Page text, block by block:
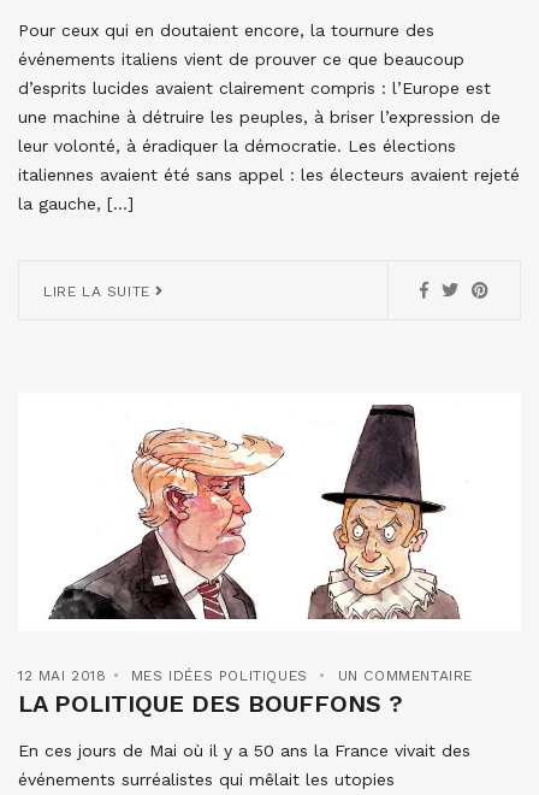
Pour ceux qui en doutaient encore, la tournure des
événements italiens vient de prouver ce que beaucoup
d’esprits lucides avaient clairement compris : l’Europe est
une machine à détruire les peuples, à briser l’expression de
leur volonté, à éradiquer la démocratie. Les élections
italiennes avaient été sans appel : les électeurs avaient rejeté
la gauche, […]
LIRE LA SUITE
12 MAI 2018 MES IDÉES POLITIQUES UN COMMENTAIRE
LA POLITIQUE DES BOUFFONS ?
En ces jours de Mai où il y a 50 ans la France vivait des
événements surréalistes qui mêlait les utopies